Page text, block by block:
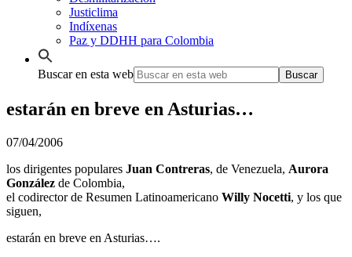
Justiclima
Indíxenas
Paz y DDHH para Colombia
Buscar en esta web
estarán en breve en Asturias…
07/04/2006
los dirigentes populares Juan Contreras, de Venezuela, Aurora
González de Colombia,
el codirector de Resumen Latinoamericano Willy Nocetti, y los que
siguen,
estarán en breve en Asturias….